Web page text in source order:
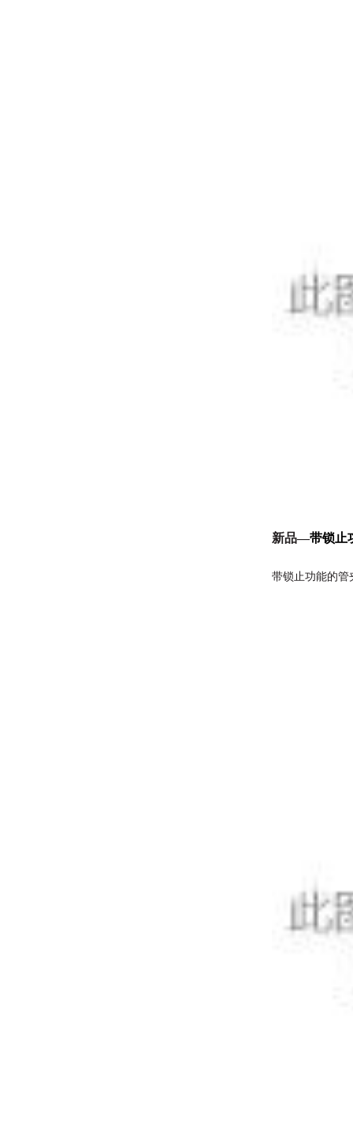
新品—带锁止
带锁止功能的管